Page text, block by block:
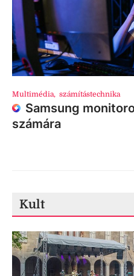
Multimédia, számítástechnika
Samsung
számára
Kult